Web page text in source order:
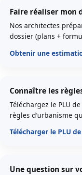
Faire réaliser mon
Nos architectes
dossier (plans +
Obtenir une
Connaître les
Téléchargez le PLU
règles d’urbanisme
Télécharger le PLU
Une question sur